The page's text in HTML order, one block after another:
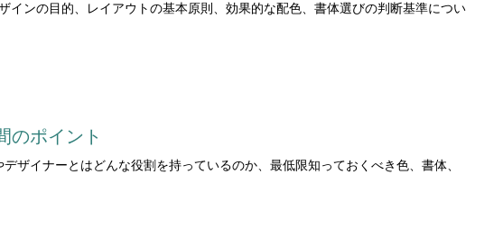
ンの目的、レイアウトの基本原則、効果的な配色、書体選びの判断基準につい
のポイント
ザイナーとはどんな役割を持っているのか、最低限知っておくべき色、書体、